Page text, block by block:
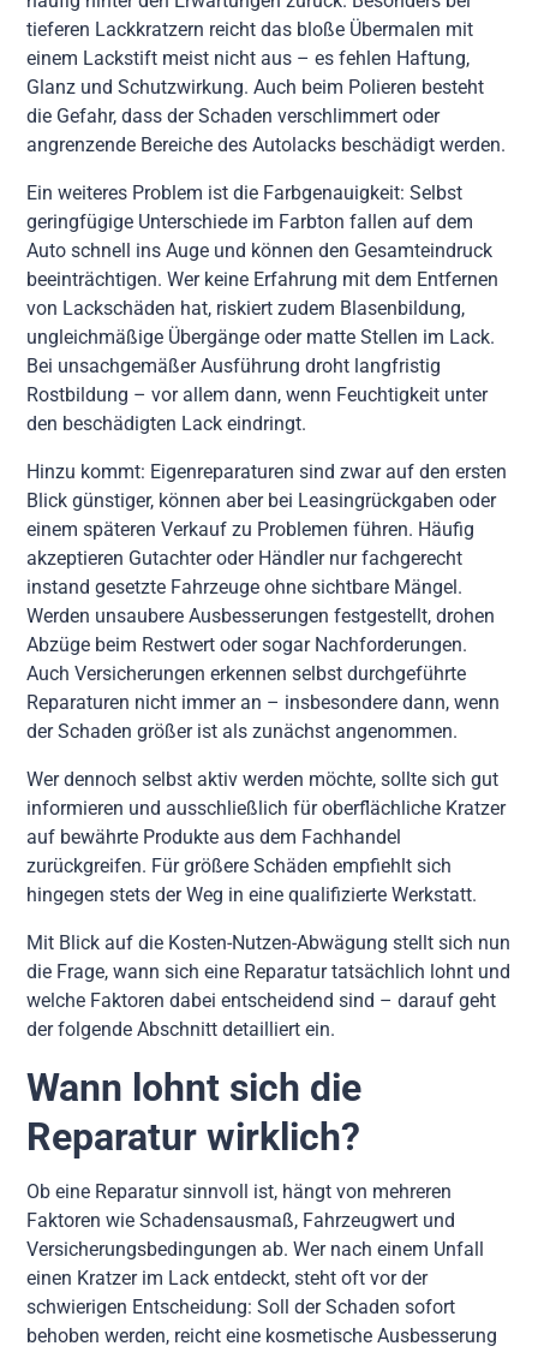
tieferen Lackkratzern reicht das bloße Übermalen mit
einem Lackstift meist nicht aus – es fehlen Haftung,
Glanz und Schutzwirkung. Auch beim Polieren besteht
die Gefahr, dass der Schaden verschlimmert oder
angrenzende Bereiche des Autolacks beschädigt werden.
Ein weiteres Problem ist die Farbgenauigkeit: Selbst
geringfügige Unterschiede im Farbton fallen auf dem
Auto schnell ins Auge und können den Gesamteindruck
beeinträchtigen. Wer keine Erfahrung mit dem Entfernen
von Lackschäden hat, riskiert zudem Blasenbildung,
ungleichmäßige Übergänge oder matte Stellen im Lack.
Bei unsachgemäßer Ausführung droht langfristig
Rostbildung – vor allem dann, wenn Feuchtigkeit unter
den beschädigten Lack eindringt.
Hinzu kommt: Eigenreparaturen sind zwar auf den ersten
Blick günstiger, können aber bei Leasingrückgaben oder
einem späteren Verkauf zu Problemen führen. Häufig
akzeptieren Gutachter oder Händler nur fachgerecht
instand gesetzte Fahrzeuge ohne sichtbare Mängel.
Werden unsaubere Ausbesserungen festgestellt, drohen
Abzüge beim Restwert oder sogar Nachforderungen.
Auch Versicherungen erkennen selbst durchgeführte
Reparaturen nicht immer an – insbesondere dann, wenn
der Schaden größer ist als zunächst angenommen.
Wer dennoch selbst aktiv werden möchte, sollte sich gut
informieren und ausschließlich für oberflächliche Kratzer
auf bewährte Produkte aus dem Fachhandel
zurückgreifen. Für größere Schäden empfiehlt sich
hingegen stets der Weg in eine qualifizierte Werkstatt.
Mit Blick auf die Kosten-Nutzen-Abwägung stellt sich nun
die Frage, wann sich eine Reparatur tatsächlich lohnt und
welche Faktoren dabei entscheidend sind – darauf geht
der folgende Abschnitt detailliert ein.
Wann lohnt sich die
Reparatur wirklich?
Ob eine Reparatur sinnvoll ist, hängt von mehreren
Faktoren wie Schadensausmaß, Fahrzeugwert und
Versicherungsbedingungen ab. Wer nach einem Unfall
einen Kratzer im Lack entdeckt, steht oft vor der
schwierigen Entscheidung: Soll der Schaden sofort
behoben werden, reicht eine kosmetische Ausbesserung